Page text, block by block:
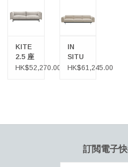
KITE
2.5 座
沙發
HK$52,270.00
IN
SITU
MODULAR
HK$61,245.00
訂閲電子